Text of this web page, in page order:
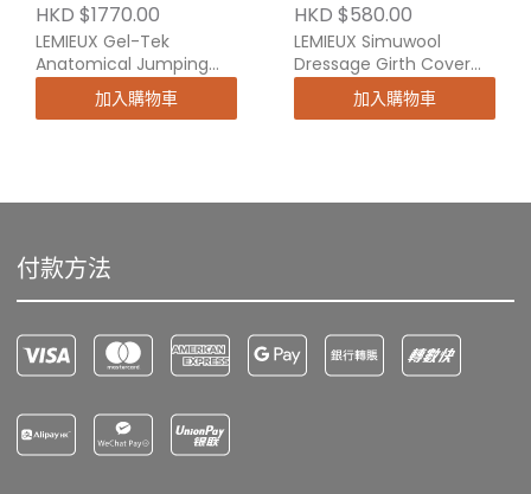
HKD $1770.00
LEMIEUX Gel-Tek
Anatomical Jumping
Girth
加入購物車
HKD $580.00
LEMIEUX Simuwool
Dressage Girth Cover
Natural 加入購物車
付款方法